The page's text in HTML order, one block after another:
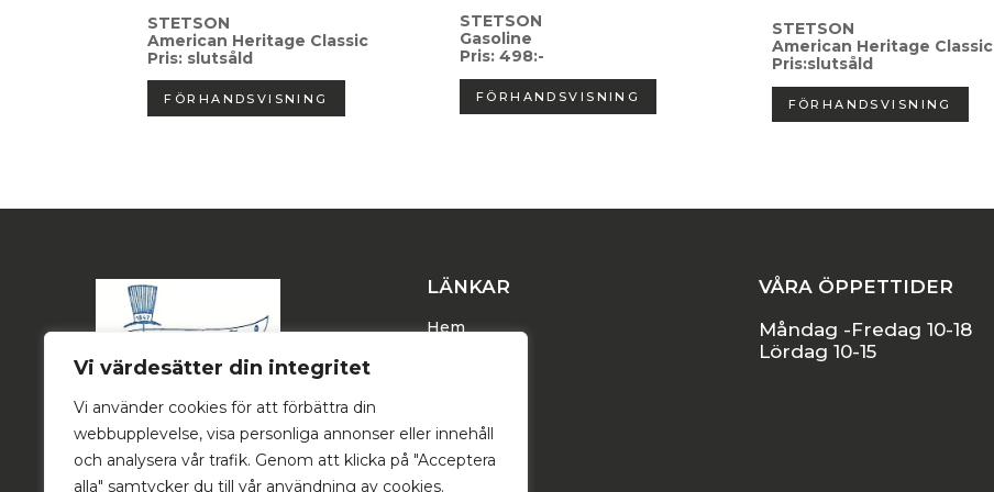
Vi värdesätter din integritet
Vi använder cookies för att förbättra din
webbupplevelse, visa personliga annonser eller innehåll
och analysera vår trafik. Genom att klicka på "Acceptera
alla" samtycker du till vår användning av cookies.
STETSON
American Heritage Classic
Pris: slutsåld
FÖRHANDSVISNING
STETSON
Gasoline
Pris: 498:-
FÖRHANDSVISNING
STETSON
American Heritage Classic
Pris:slutsåld
FÖRHANDSVISNING
LÄNKAR
Hem
Trucker
Stetson
VÅRA ÖPPETTIDER
Måndag -Fredag 10-18
Lördag 10-15